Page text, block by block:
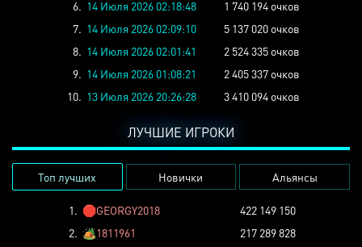
6. 14 Июля 2026 02:18:48
1 740 194 очков
7. 14 Июля 2026 02:09:10
5 137 020 очков
8. 14 Июля 2026 02:01:41
2 524 335 очков
9. 14 Июля 2026 01:08:21
2 405 337 очков
10. 13 Июля 2026 20:26:28 3 410 094 очков
ЛУЧШИЕ ИГРОКИ
Топ лучших Новички Альянсы
1. 🛑GEORGY2018
422 149 150
2. 🏕️1811961
217 289 828